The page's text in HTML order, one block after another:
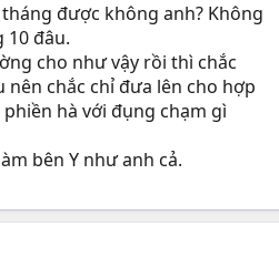
được không anh? Không
10 đâu.
cho như vậy rồi thì chắc
nên chắc chỉ đưa lên cho hợp
hà với đụng chạm gì
bên Y như anh cả.